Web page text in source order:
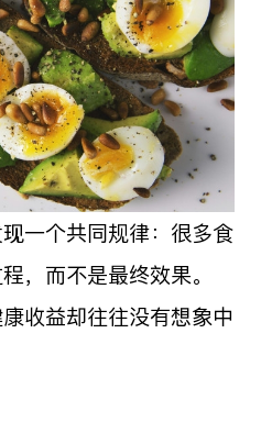
一个共同规律：很多食
，而不是最终效果。
收益却往往没有想象中